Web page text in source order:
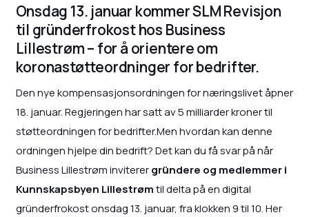
Onsdag 13. januar kommer SLM Revisjon
til gründerfrokost hos Business
Lillestrøm – for å orientere om
koronastøtteordninger for bedrifter.
Den nye kompensasjonsordningen for næringslivet åpner
18. januar. Regjeringen har satt av 5 milliarder kroner til
støtteordningen for bedrifter.Men hvordan kan denne
ordningen hjelpe din bedrift? Det kan du få svar på når
Business Lillestrøm inviterergründere og medlemmer i
Kunnskapsbyen Lillestrømtil delta på en digital
gründerfrokost onsdag 13. januar, fra klokken 9 til 10. Her